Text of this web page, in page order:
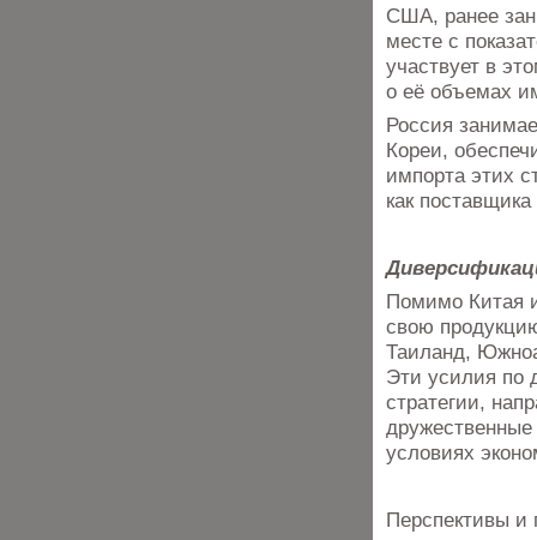
США, ранее
месте с
участвует в
о её объемах
Россия
Кореи,
импорта этих
как
Помимо Китая
свою
Таиланд,
Эти усилия по
стратегии,
условиях
Перспективы и